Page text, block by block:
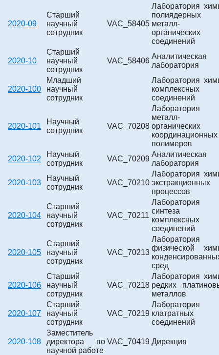
2020-09
Старший
научный
сотрудник
VAC_58405
Лаборатория
полиядерных
металл-
органических
соединений
2020-10
Старший
научный
сотрудник
VAC_58406
Аналитическая
лаборатория
2020-100
Младший
научный
сотрудник
Лаборатория
комплексных
соединений
2020-101
Научный
сотрудник
VAC_70208
Лаборатория
металл-
органических
координационных
полимеров
2020-102
Научный
сотрудник
VAC_70209
Аналитическая
лаборатория
2020-103
Научный
сотрудник
VAC_70210
Лаборатория
экстракционных
процессов
2020-104
Старший
научный
сотрудник
VAC_70211
Лаборатория
синтеза
комплексных
соединений
2020-105
Старший
научный
сотрудник
VAC_70213
Лаборатория
физической
сред
2020-106
Старший
научный
сотрудник
VAC_70218
Лаборатория
редких
металлов
2020-107
Старший
научный
сотрудник
VAC_70219
Лаборатория
клатратных
соединений
2020-108
Заместитель
директора по
научной работе
VAC_70419 Дирекция